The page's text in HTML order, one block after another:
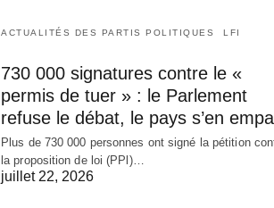
ACTUALITÉS DES PARTIS POLITIQUES LFI
730 000 signatures contre le «
permis de tuer » : le Parlement
refuse le débat, le pays s’en
Plus de 730 000 personnes ont signé la pétition
la proposition de loi (PPl)…
juillet 22, 2026